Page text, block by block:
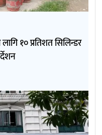
१० प्रतिशत सिलिन्डर